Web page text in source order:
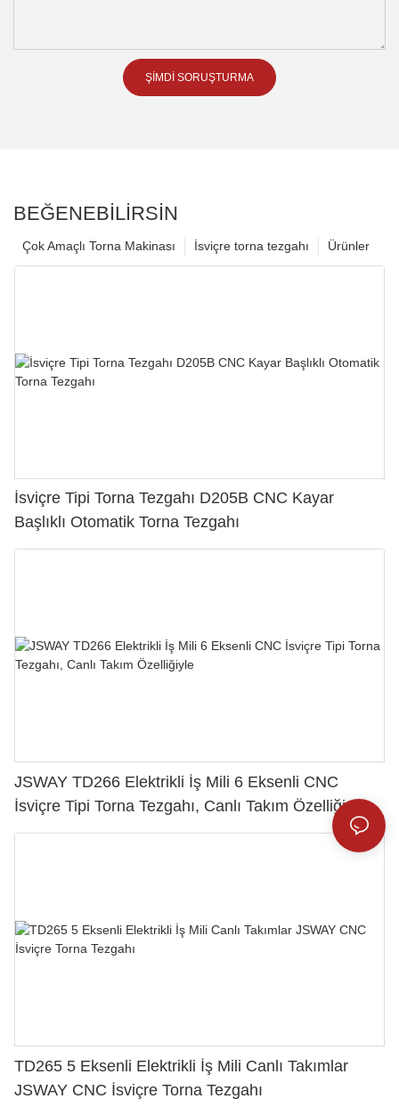
ŞIMDI SORUŞTURMA
BEĞENEBILIRSIN
Ürünler
İsviçre torna tezgahı
Çok Amaçlı Torna Makinası
İsviçre Tipi Torna Tezgahı D205B CNC Kayar
Başlıklı Otomatik Torna Tezgahı
JSWAY TD266 Elektrikli İş Mili 6 Eksenli CNC
İsviçre Tipi Torna Tezgahı, Canlı Takım Özelliğiyle
TD265 5 Eksenli Elektrikli İş Mili Canlı Takımlar
JSWAY CNC İsviçre Torna Tezgahı